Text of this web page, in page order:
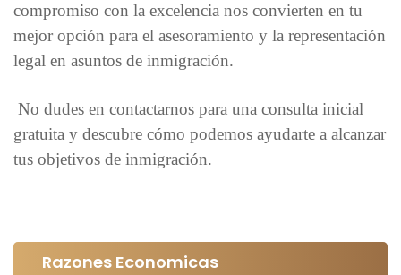
compromiso con la excelencia nos convierten en tu
mejor opción para el asesoramiento y la representación
legal en asuntos de inmigración.
No dudes en contactarnos para una consulta inicial
gratuita y descubre cómo podemos ayudarte a alcanzar
tus objetivos de inmigración.
Razones Economicas